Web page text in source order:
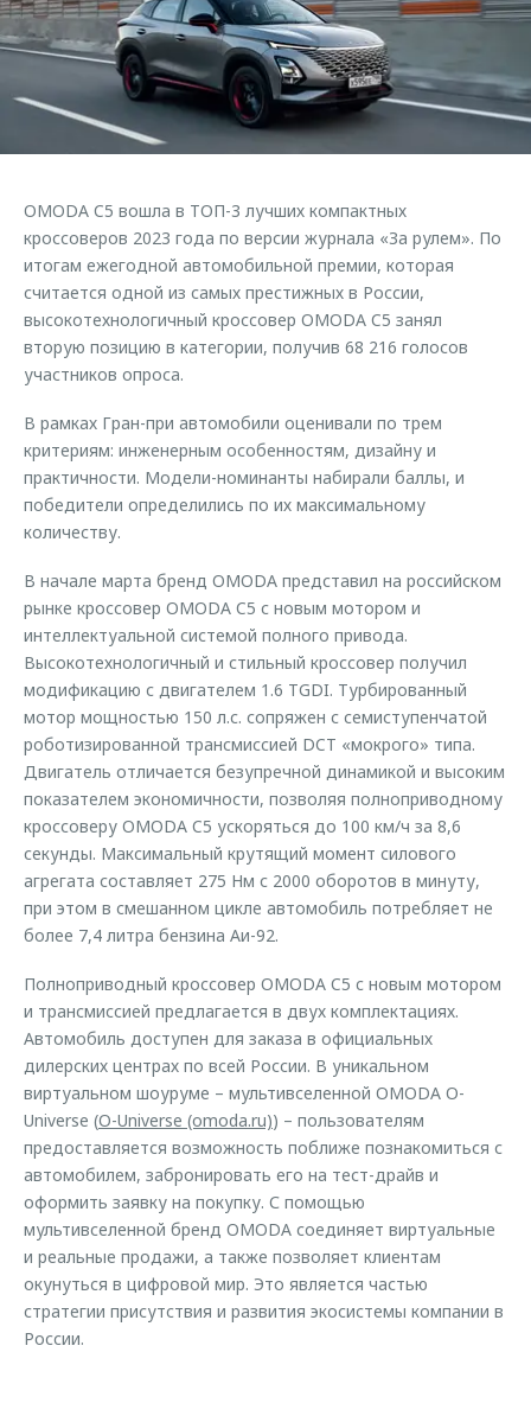
Страхование
Кредитный калькулятор
Аксессуары
Одежда и сувениры
Запчасти
Трейд-ин
Калькулятор трейд-ин
Клиентская поддержка
O&J Автоклуб
Клуб владельцев OMODA
Приложение O&J
Одежда и сувениры
Оригинальные аксессуары
Запчасти
Обратная связь
OMODA C5 вошла в ТОП-3 лучших компактных
кроссоверов 2023 года по версии журнала «За рулем». По
итогам ежегодной автомобильной премии, которая
считается одной из самых престижных в России,
высокотехнологичный кроссовер OMODA C5 занял
вторую позицию в категории, получив 68 216 голосов
участников опроса.
В рамках Гран-при автомобили оценивали по трем
критериям: инженерным особенностям, дизайну и
практичности. Модели-номинанты набирали баллы, и
победители определились по их максимальному
количеству.
В начале марта бренд OMODA представил на российском
рынке кроссовер OMODA C5 с новым мотором и
интеллектуальной системой полного привода.
Высокотехнологичный и стильный кроссовер получил
модификацию с двигателем 1.6 TGDI. Турбированный
мотор мощностью 150 л.с. сопряжен с семиступенчатой
роботизированной трансмиссией DCT «мокрого» типа.
Двигатель отличается безупречной динамикой и высоким
показателем экономичности, позволяя полноприводному
кроссоверу OMODA C5 ускоряться до 100 км/ч за 8,6
секунды. Максимальный крутящий момент силового
агрегата составляет 275 Нм с 2000 оборотов в минуту,
при этом в смешанном цикле автомобиль потребляет не
более 7,4 литра бензина Аи-92.
Полноприводный кроссовер OMODA C5 c новым мотором
и трансмиссией предлагается в двух комплектациях.
Автомобиль доступен для заказа в официальных
дилерских центрах по всей России. В уникальном
виртуальном шоуруме – мультивселенной OMODA O-
Universe (O-Universe (omoda.ru)) – пользователям
предоставляется возможность поближе познакомиться с
автомобилем, забронировать его на тест-драйв и
оформить заявку на покупку. С помощью
мультивселенной бренд OMODA соединяет виртуальные
и реальные продажи, а также позволяет клиентам
окунуться в цифровой мир. Это является частью
стратегии присутствия и развития экосистемы компании в
России.